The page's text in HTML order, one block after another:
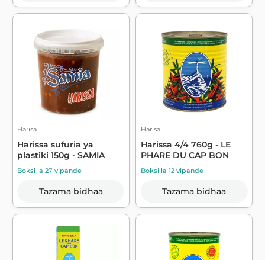
Harisa
Harissa sufuria ya
plastiki 150g - SAMIA
Boksi la 27 vipande
Tazama bidhaa
Harisa
Harissa 4/4 760g - LE
PHARE DU CAP BON
Boksi la 12 vipande
Tazama bidhaa